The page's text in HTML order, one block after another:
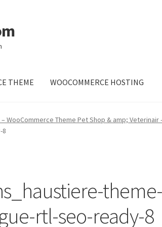
THEME WOOCOMMERCE HOSTING
WooCommerce Theme Pet Shop & amp;
8
rtl-seo-ready-8